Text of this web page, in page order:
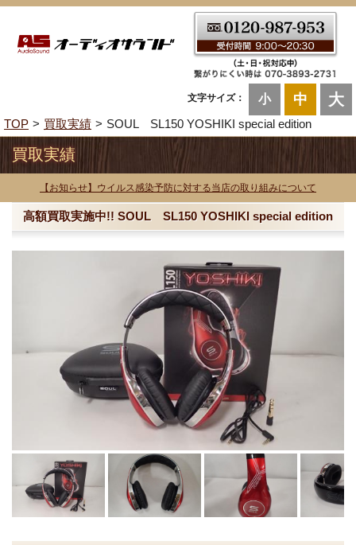
文字サイズ： 小 中 大
TOP 買取実績 SOUL SL150 YOSHIKI special edition
買取実績
【お知らせ】ウイルス感染予防に対する当店の取り組みについて
高額買取実施中!! SOUL SL150 YOSHIKI special edition